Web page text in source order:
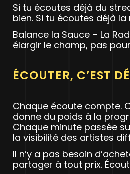
Si tu écoutes déjà du
bien. Si tu écoutes déjà la
Balance la Sauce – La
élargir le champ, pas
ÉCOUTER, C’EST
Chaque écoute compte.
donne du poids à la
Chaque minute passée
la visibilité des artistes
Il n’y a pas besoin
partager à tout prix.